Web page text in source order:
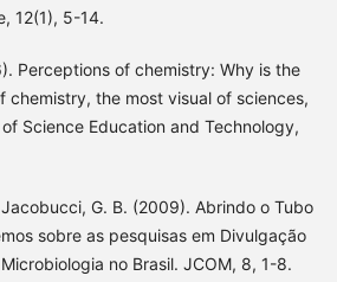
12(1), 5-14.
Perceptions of chemistry: Why is the
chemistry, the most visual of sciences,
Science Education and Technology,
G. B. (2009). Abrindo o Tubo
sobre as pesquisas em Divulgação
no Brasil. JCOM, 8, 1-8.